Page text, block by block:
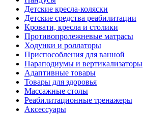
Детские кресла-коляски
Детские средства реабилитации
Кровати, кресла и столики
Противопролежневые матрасы
Ходунки и роллаторы
Приспособления для ванной
Параподиумы и вертикализаторы
Адаптивные товары
Товары для здоровья
Массажные столы
Реабилитационные тренажеры
Аксессуары